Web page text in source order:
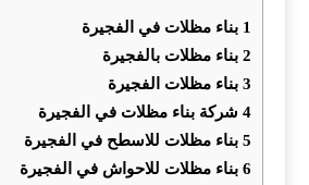
1 بناء مظلات في الفجيرة
2 بناء مظلات بالفجيرة
3 بناء مظلات الفجيرة
4 شركة بناء مظلات في الفجيرة
5 بناء مظلات للاسطح في الفجيرة
6 بناء مظلات للاحواش في الفجيرة